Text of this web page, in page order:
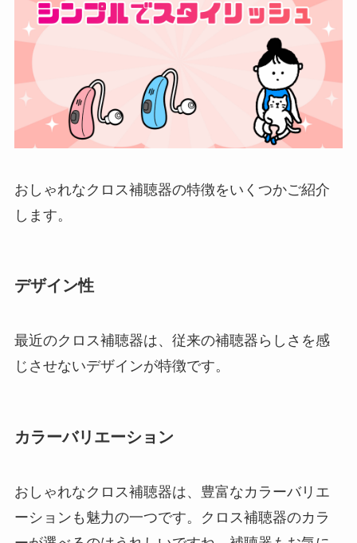
おしゃれなクロス補聴器の特徴をいくつかご紹介
します。
デザイン性
最近のクロス補聴器は、従来の補聴器らしさを感
じさせないデザインが特徴です。
カラーバリエーション
おしゃれなクロス補聴器は、豊富なカラーバリエ
ーションも魅力の一つです。クロス補聴器のカラ